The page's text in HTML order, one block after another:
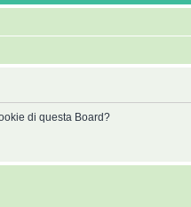
di questa Board?